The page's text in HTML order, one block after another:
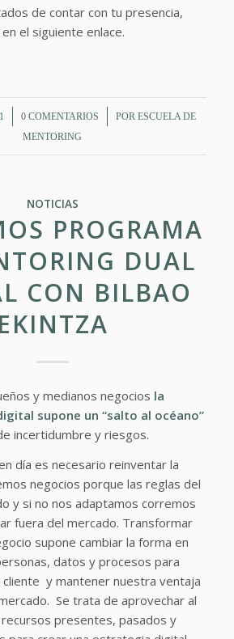
de contar con tu presencia,
el siguiente enlace.
0 COMENTARIOS
/ POR ESCUELA DE
MENTORING
NOTICIAS
PROGRAMA
DUAL
CON BILBAO
EKINTZA
y medianos negocios la
supone un “salto al océano”
incertidumbre y riesgos.
día es necesario reinventar la
negocios porque las reglas del
y si no nos adaptamos corremos
fuera del mercado. Transformar
supone cambiar la forma en
datos y procesos para
y mantener nuestra ventaja
Se trata de aprovechar al
presentes, pasados y